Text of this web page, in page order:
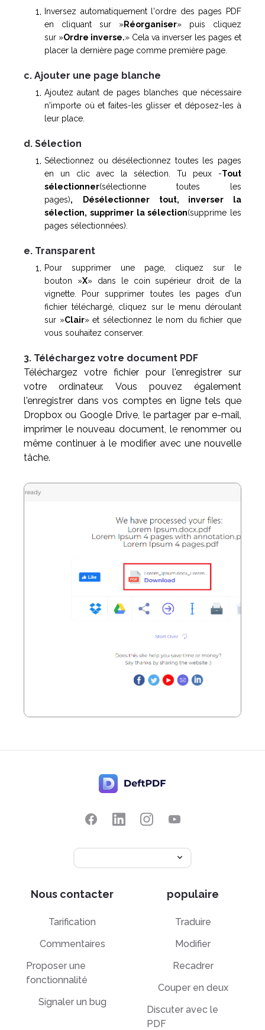
Inversez automatiquement l'ordre des pages PDF
en cliquant sur »Réorganiser» puis cliquez
sur »Ordre inverse.» Cela va inverser les pages et
placer la dernière page comme première page.
c. Ajouter une page blanche
Ajoutez autant de pages blanches que nécessaire
n'importe où et faites-les glisser et déposez-les à
leur place.
d. Sélection
Sélectionnez ou désélectionnez toutes les pages
en un clic avec la sélection. Tu peux -Tout
sélectionner(sélectionne toutes les
pages),
Désélectionner tout, inverser la
sélection, supprimer la sélection(supprime les
pages sélectionnées).
e. Transparent
Pour supprimer une page, cliquez sur le
bouton »X» dans le coin supérieur droit de la
vignette. Pour supprimer toutes les pages d'un
fichier téléchargé, cliquez sur le menu déroulant
sur »Clair» et sélectionnez le nom du fichier que
vous souhaitez conserver.
3. Téléchargez votre document PDF
Téléchargez votre fichier pour l'enregistrer sur
votre ordinateur. Vous pouvez également
l'enregistrer dans vos comptes en ligne tels que
Dropbox ou Google Drive, le partager par e-mail,
imprimer le nouveau document, le renommer ou
même continuer à le modifier avec une nouvelle
tâche.
Nous contacter
Tarification
Commentaires
Proposer une
fonctionnalité
Signaler un bug
populaire
Traduire
Modifier
Recadrer
Couper en deux
Discuter avec le
PDF